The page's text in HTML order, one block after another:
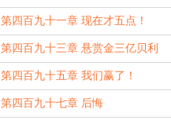
第四百九十一章 现在才五点！
第四百九十三章 悬赏金三亿贝利
第四百九十五章 我们赢了！
第四百九十七章 后悔